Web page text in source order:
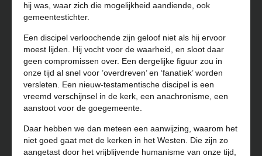
hij was, waar zich die mogelijkheid aandiende, ook
gemeentestichter.
Een discipel verloochende zijn geloof niet als hij ervoor
moest lijden. Hij vocht voor de waarheid, en sloot daar
geen compromissen over. Een dergelijke figuur zou in
onze tijd al snel voor ’overdreven’ en ‘fanatiek’ worden
versleten. Een nieuw-testamentische discipel is een
vreemd verschijnsel in de kerk, een anachronisme, een
aanstoot voor de goegemeente.
Daar hebben we dan meteen een aanwijzing, waarom het
niet goed gaat met de kerken in het Westen. Die zijn zo
aangetast door het vrijblijvende humanisme van onze tijd,